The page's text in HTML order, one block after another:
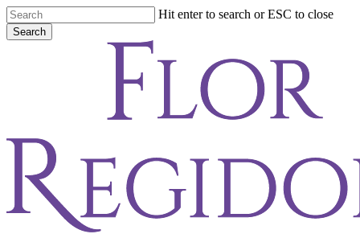
Skip
to
main
Hit enter to search or ESC to close
Search